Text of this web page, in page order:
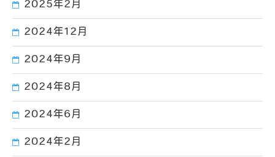
2025年2月
2024年12月
2024年9月
2024年8月
2024年6月
2024年2月